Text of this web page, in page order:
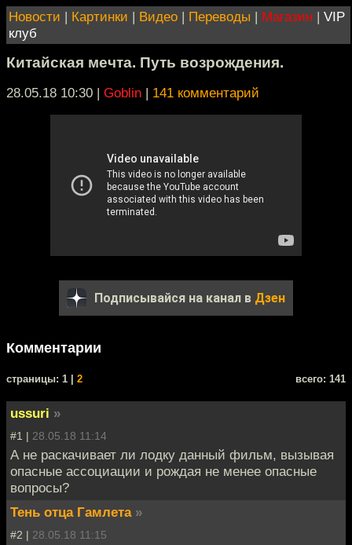
Новости | Картинки | Видео | Переводы | Магазин | VIP
клуб
Китайская мечта. Путь возрождения.
28.05.18 10:30 | Goblin | 141 комментарий
Подписывайся на канал в Дзен
Комментарии
cтраницы: 1 | 2 всего: 141
ussuri »
#1 | 28.05.18 11:14
А не раскачивает ли лодку данный фильм, вызывая
опасные ассоциации и рождая не менее опасные
вопросы?
Тень отца Гамлета »
#2 | 28.05.18 11:15